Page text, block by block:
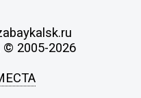
© 2005-2026